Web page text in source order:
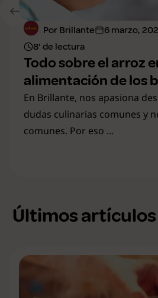
Por Brillante
6 marzo,
8' de lectura
Todo sobre el arroz
alimentación de los
En Brillante, nos apasiona
dudas culinarias comunes y
comunes. Por eso ...
Últimos